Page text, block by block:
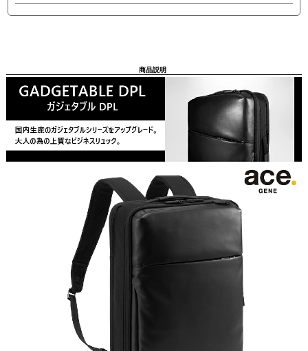
商品説明